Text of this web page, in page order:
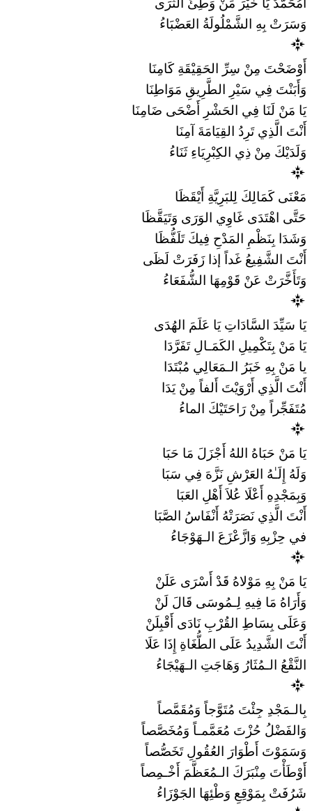
أَمُحَمَّدٌ يَا خَيْرَ مَنْ وَطِئَ الثَّرَى
وَسَرَتْ بِهِ الشَّمْلُولَةُ العَضْبَاءُ
أَوْضَحْتَ مِنْ سِرِّ الحَقِيْقَةِ كَامِنَا
وَأَبَنْتَ فِي سَيْرِ الطَّرِيقِ مَوَاطِنَا
يَا مَنْ لَنَا فِي الحَشْرِ أَضْحَى ضَامِنَا
أَنْتَ الَّذِي تَرِدُ القِيَامَةَ آمِنَا
وَلَدَيْكَ مِنْ ذِي الكِبْرِيَاءِ ثَنَاءُ
مَعْنَى كَمَالِكَ لِلبَرِيَّةِ أَيْقَظَا
حَتَّى اهْتَدَى غَاوِي الوَرَى وَتَيَقَّظَا
وَشَدَا بِنَظْمِ المَدْحِ فِيكَ تَلَفُّظَا
أَنْتَ الشَّفِيعُ غَداً إذا زَفَرَتْ لَظَى
وَتَأَخَّرَتْ عَنْ قَوْمِهَا الشُّفَعَاءُ
يَا سَيِّدَ السَّادَاتِ يَا عَلَمَ الهُدَى
يَا مَنْ بِتَكْمِيلِ الكَمَـالِ تَفَرَّدَا
يا مَنْ بِهِ خَبَرُ الـمَعَالِي مُبْتَدَا
أَنْتَ الَّذِي أَرْوَيْتَ أَلفاً مِنْ يَدَا
مُتَفَجِّراً مِنْ رَاحَتَيْكَ الماءُ
يَا مَنْ حَبَاهُ اللهُ أَجْزَلَ مَا حَبَا
وَلَهُ إِلَـٰهُ العَرْشِ نَزَّهَ فِي سَبَا
وَبِمَجْدِهِ أَعْلَا عُلاَ أَهْلِ العَبَا
أَنْتَ الَّذِي نَصَرَتْهُ أَنْفَاسُ الصَّبَا
في حِزْبِهِ وَازَّعْزَعَ الـهَوْجَاءُ
يَا مَنْ بِهِ مَوْلاهُ قَدْ أَسْرَى عَلَنْ
وَأَرَاهُ مَا فِيهِ لِـمُوسَى قَالَ لَنْ
وَعَلَى بِسَاطِ القُرْبِ نَادَى أَقْبِلَنْ
أَنْتَ الشَّدِيدُ عَلَى الطُّغَاةِ إِذَا عَلَا
النَّقْعُ الـمُثَارُ وَهَاجَتِ الـهَيْجَاءُ
بِالـمَجْدِ جِئْتَ مُتَوَّجاً وَمُقَمَّصاً
وَالفَضْلُ حُزْتَ مُعَمَّمـاً وَمُخَصَّصاً
وَسَمَوْتَ أَطْوَارَ العُقُولِ تَخَصُّصاً
أَوْطَأْتَ مِنْبَرَكَ الـمُعَظَّمَ أَخْـمِصاً
شَرُفَتْ بِمَوْقِعِ وَطْئِهَا الجَوْزَاءُ